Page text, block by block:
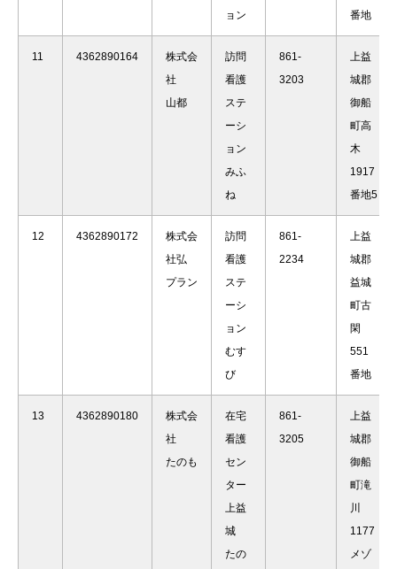
ョン
番地
11 4362890164
株式会
社
山都
訪問
看護
ステ
ーシ
ョン
みふ
ね
861-
3203
上益
城郡
御船
町高
木
1917
番地5
12 4362890172
株式会
社弘
プラン
訪問
看護
ステ
ーシ
ョン
むす
び
861-
2234
上益
城郡
益城
町古
閑
551
番地
13 4362890180
株式会
社
たのも
在宅
看護
セン
ター
上益
城
たの
861-
3205
上益
城郡
御船
町滝
川
1177
メゾ